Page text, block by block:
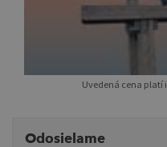
Uvedená cena platí
Odosielame